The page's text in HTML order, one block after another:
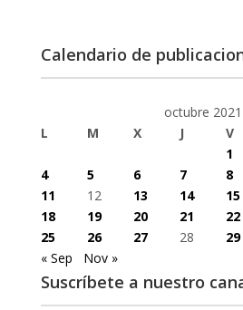
Calendario de
octubre 2021
L
M X J V
1
4
5 6 7 8
11
12 13 14 15
18
19 20 21 22
25
26 27 28 29
« Sep
Nov »
Suscríbete a nuestro